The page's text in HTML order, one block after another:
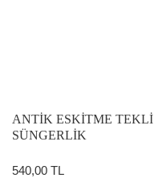
ANTİK ESKİTME TEKLİ
SÜNGERLİK
540,00 TL